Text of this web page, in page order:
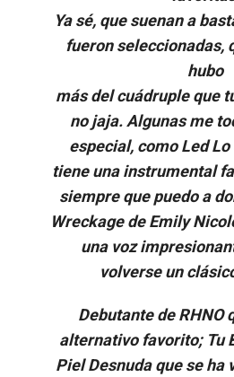
Ya sé, que suenan a
fueron seleccionadas,
hubo
más del cuádruple que
no jaja. Algunas me
especial, como Led Lo
tiene una instrumental
siempre que puedo a
Wreckage de Emily
una voz
volverse un
Debutante de RHNO
alternativo favorito; Tu
Piel Desnuda que se ha